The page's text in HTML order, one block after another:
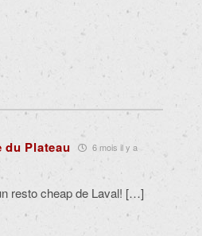
du Plateau 6 mois il y a
resto cheap de Laval! […]